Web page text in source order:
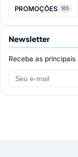
PROMOÇÕES 165
Newsletter
Receba as